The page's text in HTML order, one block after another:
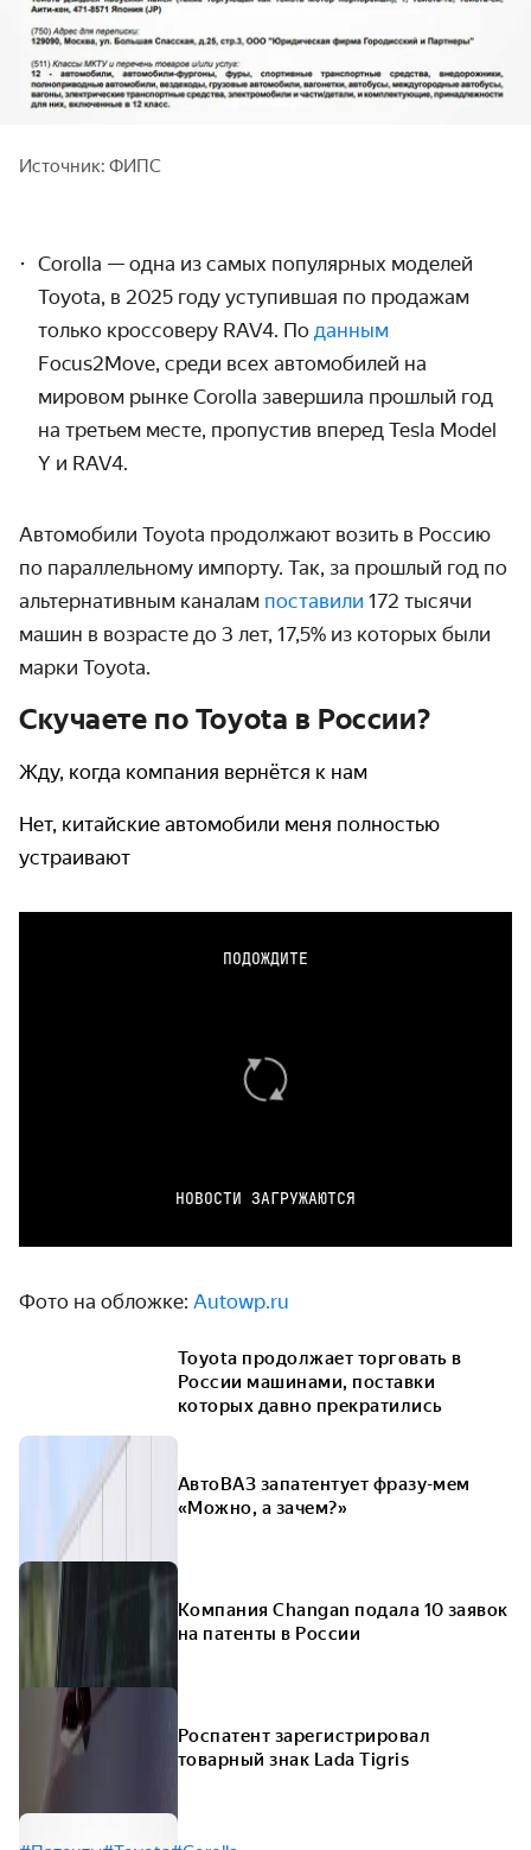
Источник: ФИПС
Corolla — одна из самых популярных моделей
Toyota, в 2025 году уступившая по продажам
только кроссоверу RAV4. По данным
Focus2Move, среди всех автомобилей на
мировом рынке Corolla завершила прошлый год
на третьем месте, пропустив вперед Tesla Model
Y и RAV4.
Автомобили Toyota продолжают возить в Россию
по параллельному импорту. Так, за прошлый год по
альтернативным каналам поставили 172 тысячи
машин в возрасте до 3 лет, 17,5% из которых были
марки Toyota.
Скучаете по Toyota в России?
Жду, когда компания вернётся к нам
Нет, китайские автомобили меня полностью
устраивают
ПОДОЖДИТЕ
НОВОСТИ ЗАГРУЖАЮТСЯ
Фото на обложке: Autowp.ru
Toyota продолжает торговать в
России машинами, поставки
которых давно прекратились
АвтоВАЗ запатентует фразу-мем
«Можно, а зачем?»
Компания Changan подала 10 заявок
на патенты в России
Роспатент зарегистрировал
товарный знак Lada Tigris